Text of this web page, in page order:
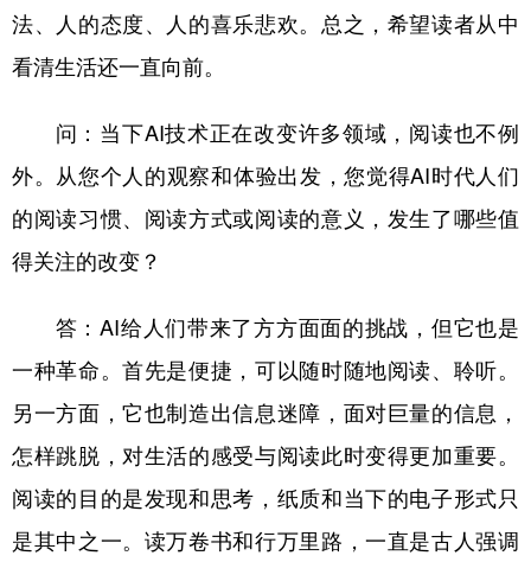
法、人的态度、人的喜乐悲欢。总之，希望读者从中
看清生活还一直向前。
问：当下AI技术正在改变许多领域，阅读也不例
外。从您个人的观察和体验出发，您觉得AI时代人们
的阅读习惯、阅读方式或阅读的意义，发生了哪些值
得关注的改变？
答：AI给人们带来了方方面面的挑战，但它也是
一种革命。首先是便捷，可以随时随地阅读、聆听。
另一方面，它也制造出信息迷障，面对巨量的信息，
怎样跳脱，对生活的感受与阅读此时变得更加重要。
阅读的目的是发现和思考，纸质和当下的电子形式只
是其中之一。读万卷书和行万里路，一直是古人强调